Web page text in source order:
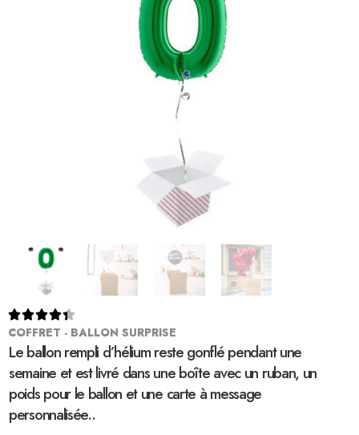

COFFRET - BALLON SURPRISE
Le ballon rempli d’hélium reste gonflé pendant une
semaine et est livré dans une boîte avec un ruban, un
poids pour le ballon et une carte à message
personnalisée..